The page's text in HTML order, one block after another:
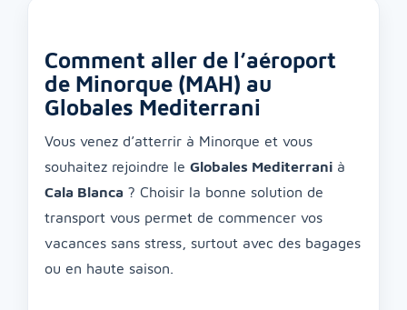
Comment aller de l’aéroport
de Minorque (MAH) au
Globales Mediterrani
Vous venez d’atterrir à Minorque et vous
souhaitez rejoindre le Globales Mediterrani à
Cala Blanca ? Choisir la bonne solution de
transport vous permet de commencer vos
vacances sans stress, surtout avec des bagages
ou en haute saison.